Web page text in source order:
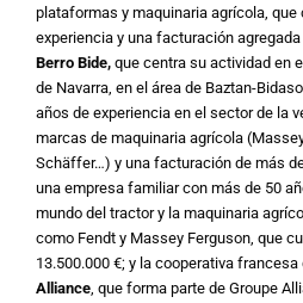
plataformas y maquinaria agrícola, que
experiencia y una facturación
Berro Bide,que centra su actividad en
de Navarra, en el área de Baztan-
años de experiencia en el sector de la
marcas de maquinaria agrícola
Schäffer…) y una facturación de más
una empresa familiar con más de 50
mundo del tractor y la maquinaria
como Fendt y Massey Ferguson, que
13.500.000 €; y la cooperativa
Alliance, que forma parte de Groupe